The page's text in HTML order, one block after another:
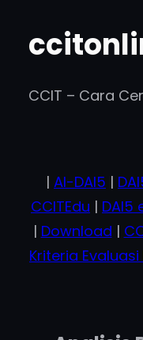
CCIT – Cara
| AI-DAI5 |
CCITEdu | DAI5
| Download |
Kriteria